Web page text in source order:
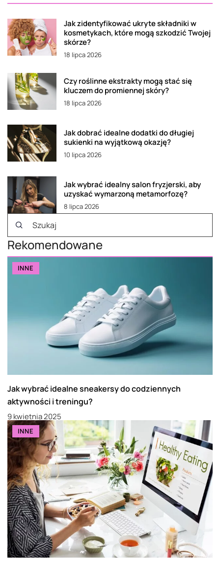
Jak zidentyfikować ukryte składniki w
kosmetykach, które mogą szkodzić Twojej
skórze?
18 lipca 2026
Czy roślinne ekstrakty mogą stać się
kluczem do promiennej skóry?
18 lipca 2026
Jak dobrać idealne dodatki do długiej
sukienki na wyjątkową okazję?
10 lipca 2026
Jak wybrać idealny salon fryzjerski, aby
uzyskać wymarzoną metamorfozę?
8 lipca 2026
Rekomendowane
INNE
Jak wybrać idealne sneakersy do codziennych
aktywności i treningu?
9 kwietnia 2025
INNE